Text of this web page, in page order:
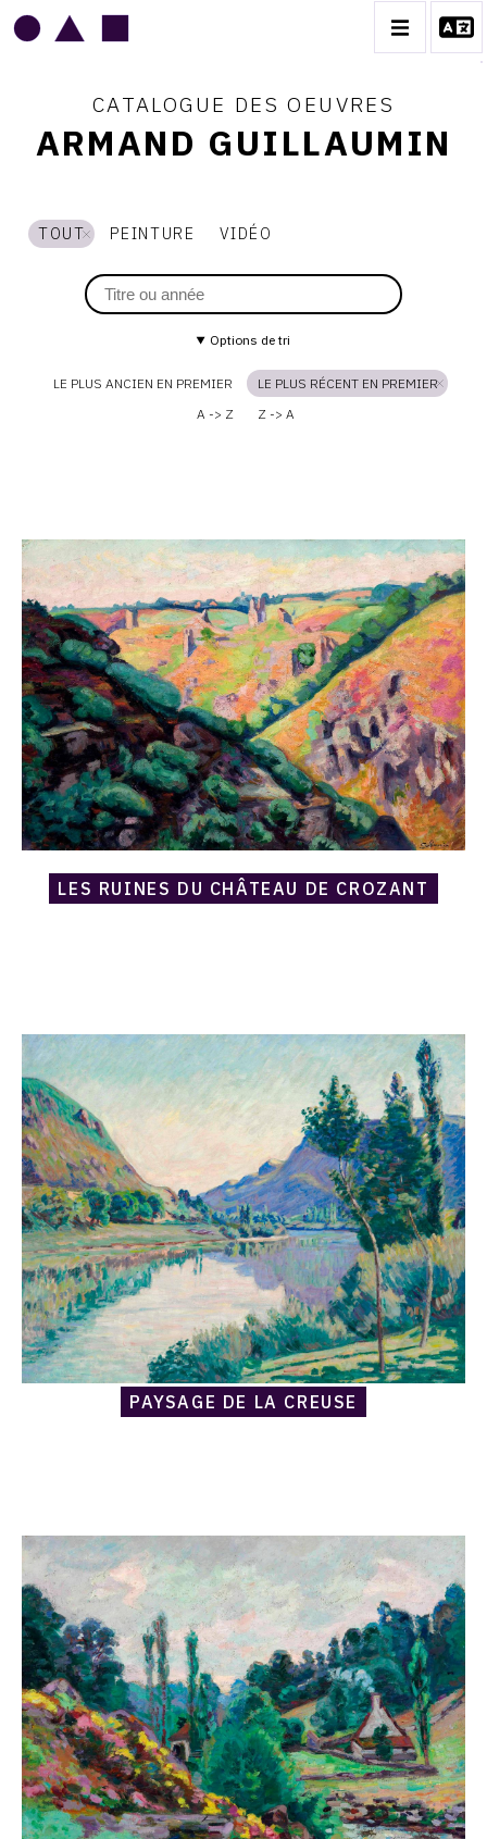
BIOGRAPHIE
CATALOGUE DES OEUVRES
CONTACT
CATALOGUE DES OEUVRES
ARMAND GUILLAUMIN
TOUT PEINTURE VIDÉO
Options de tri
LE PLUS ANCIEN EN PREMIER
LE PLUS RÉCENT EN PREMIER
A -> Z
Z -> A
Armand
Guillaumin,
Les
ruines
du
château
de
Crozant
LES RUINES DU CHÂTEAU DE CROZANT
raisonné,
Armand
Guillaumin,
Paysage
de
la
Creuse
PAYSAGE DE LA CREUSE
raisonné,
Armand
Guillaumin,
Le
Moulin
de
Jonon,
Creuse